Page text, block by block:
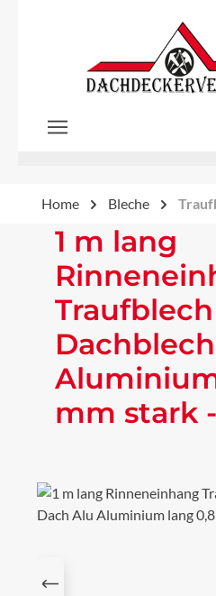
Zum Hauptinhalt springen
Home Bleche
1 m lang
Traufblech
mm stark
Bildergalerie überspringen